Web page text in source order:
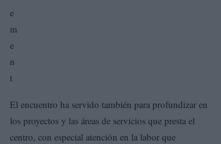
El encuentro ha servido también para profundizar en
los proyectos y las áreas de servicios que presta el
centro, con especial atención en la labor que